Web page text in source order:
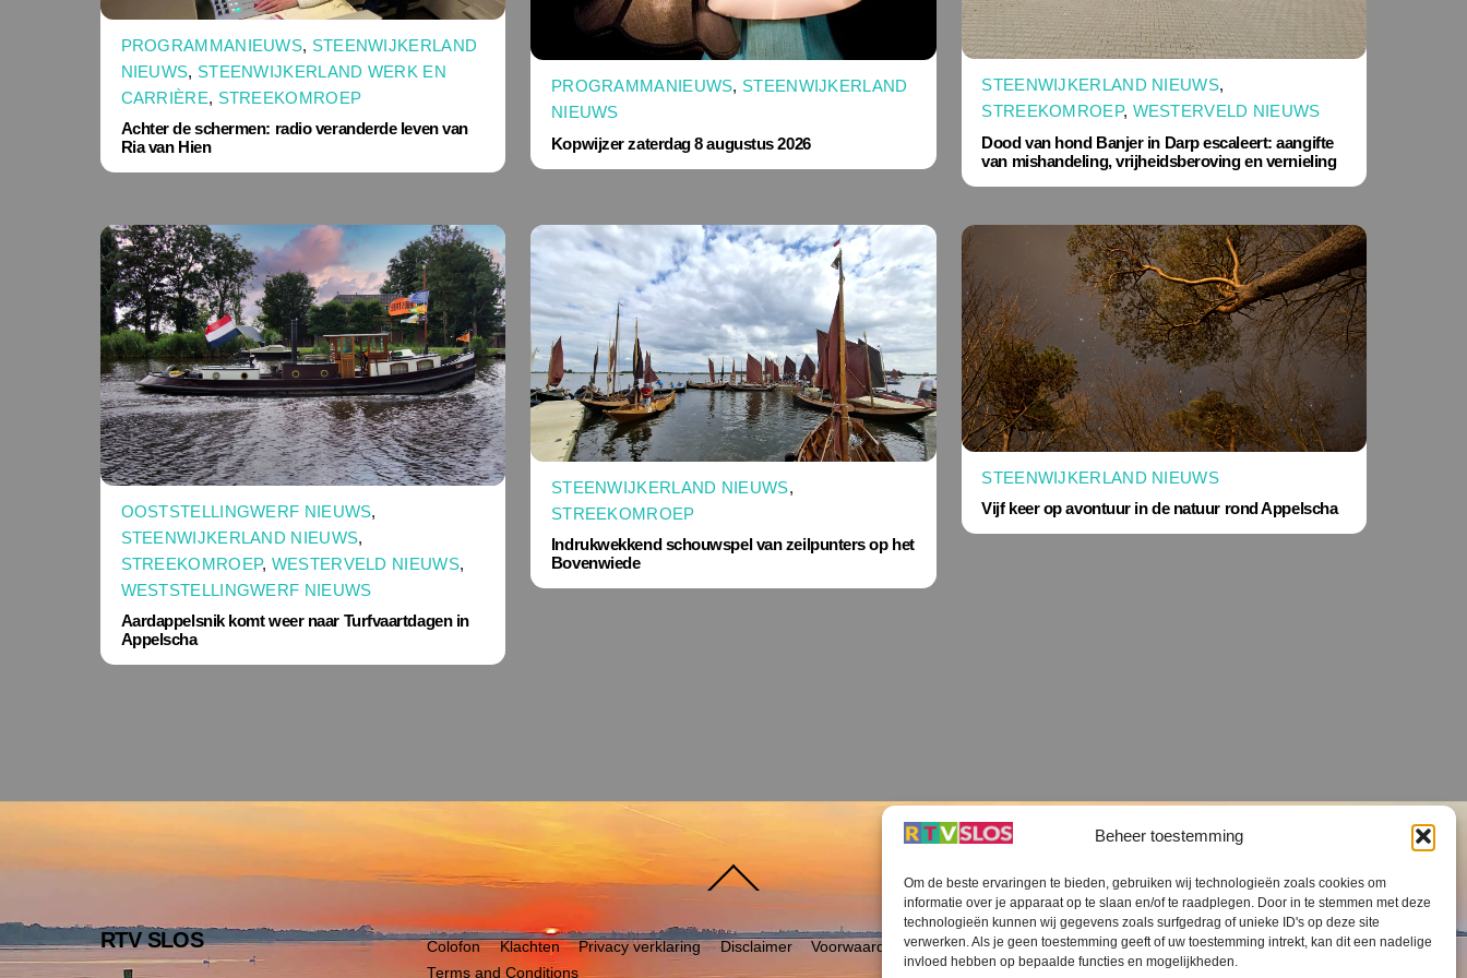
Beheer toestemming
Om de beste ervaringen te bieden, gebruiken wij technologieën zoals cookies om
informatie over je apparaat op te slaan en/of te raadplegen. Door in te stemmen met deze
technologieën kunnen wij gegevens zoals surfgedrag of unieke ID's op deze site
verwerken. Als je geen toestemming geeft of uw toestemming intrekt, kan dit een nadelige
invloed hebben op bepaalde functies en mogelijkheden.
PROGRAMMANIEUWS, STEENWIJKERLAND
NIEUWS, STEENWIJKERLAND WERK EN
CARRIÈRE, STREEKOMROEP
Achter de schermen: radio veranderde leven van
Ria van Hien
PROGRAMMANIEUWS, STEENWIJKERLAND
NIEUWS
Kopwijzer zaterdag 8 augustus 2026
STEENWIJKERLAND NIEUWS,
STREEKOMROEP, WESTERVELD NIEUWS
Dood van hond Banjer in Darp escaleert: aangifte
van mishandeling, vrijheidsberoving en vernieling
OOSTSTELLINGWERF NIEUWS,
STEENWIJKERLAND NIEUWS,
STREEKOMROEP, WESTERVELD NIEUWS,
WESTSTELLINGWERF NIEUWS
Aardappelsnik komt weer naar Turfvaartdagen in
Appelscha
STEENWIJKERLAND NIEUWS,
STREEKOMROEP
Indrukwekkend schouwspel van zeilpunters op het
Bovenwiede
STEENWIJKERLAND NIEUWS
Vijf keer op avontuur in de natuur rond Appelscha
naar
RTV SLOS Colofon Klachten Privacy verklaring Disclaimer Voorwaarden WiFi RTV SLOS ANBI Contact
Cookiebeleid (EU)
Terms and Conditions